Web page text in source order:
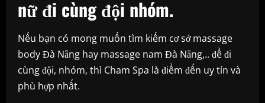
nữ đi cùng đội nhóm.
Nếu bạn có mong muốn tìm kiếm cơ sở massage
body Đà Nẵng hay massage nam Đà Nẵng,.. để đi
cùng đội, nhóm, thì Cham Spa là điểm đến uy tín và
phù hợp nhất.